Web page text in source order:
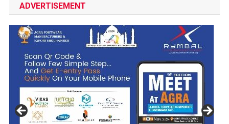
ADVERTISEMENT